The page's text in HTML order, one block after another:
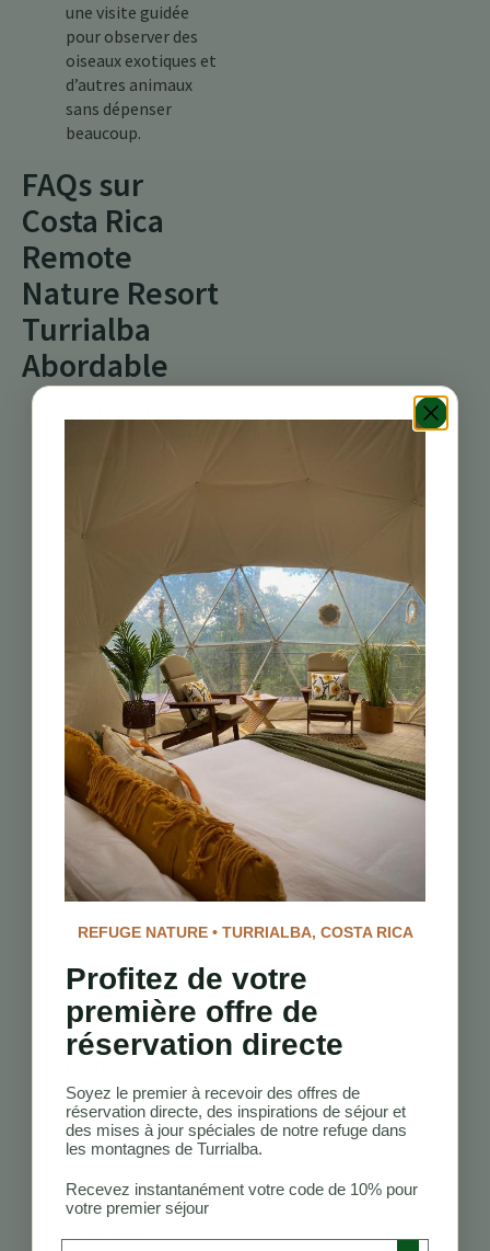
une visite guidée
pour observer des
oiseaux exotiques et
d’autres animaux
sans dépenser
beaucoup.
FAQs sur
Costa Rica
Remote
Nature Resort
Turrialba
Abordable
est parmi les
hébergements
confortables et des
pratiques
écologiques.
Comment puis-je
trouver des
hébergements
économiques au
Costa Rica ?
Utilisez des
plateformes en
ligne et des forums
de voyage pour
lire les avis sur les
éco-lodges
abordables à
Turrialba.
Quelles activités de
disponibles près
des resorts de
Turrialba ?
Les visiteurs peuvent
profiter de rafting en
eaux vives, de
REFUGE NATURE • TURRIALBA, COSTA RICA
Profitez de votre
première offre de
réservation directe
Soyez le premier à recevoir des offres de
réservation directe, des inspirations de séjour et
des mises à jour spéciales de notre refuge dans
les montagnes de Turrialba.
Recevez instantanément votre code de 10% pour
votre premier séjour